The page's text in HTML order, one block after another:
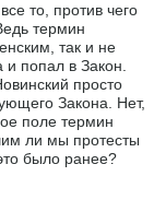
то, против чего
термин
так и не
попал в Закон.
просто
Закона. Нет,
поле термин
ли мы протесты
было ранее?